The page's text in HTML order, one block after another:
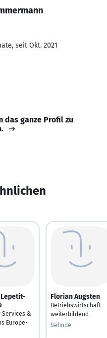
seit Okt. 2021
das ganze Profil zu
Services &
Europe-
Florian Augsten
Betriebswirtschaft
weiterbildend
Sehnde